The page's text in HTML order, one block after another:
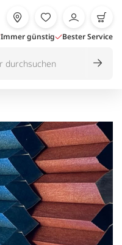
Immer günstig Bester Service